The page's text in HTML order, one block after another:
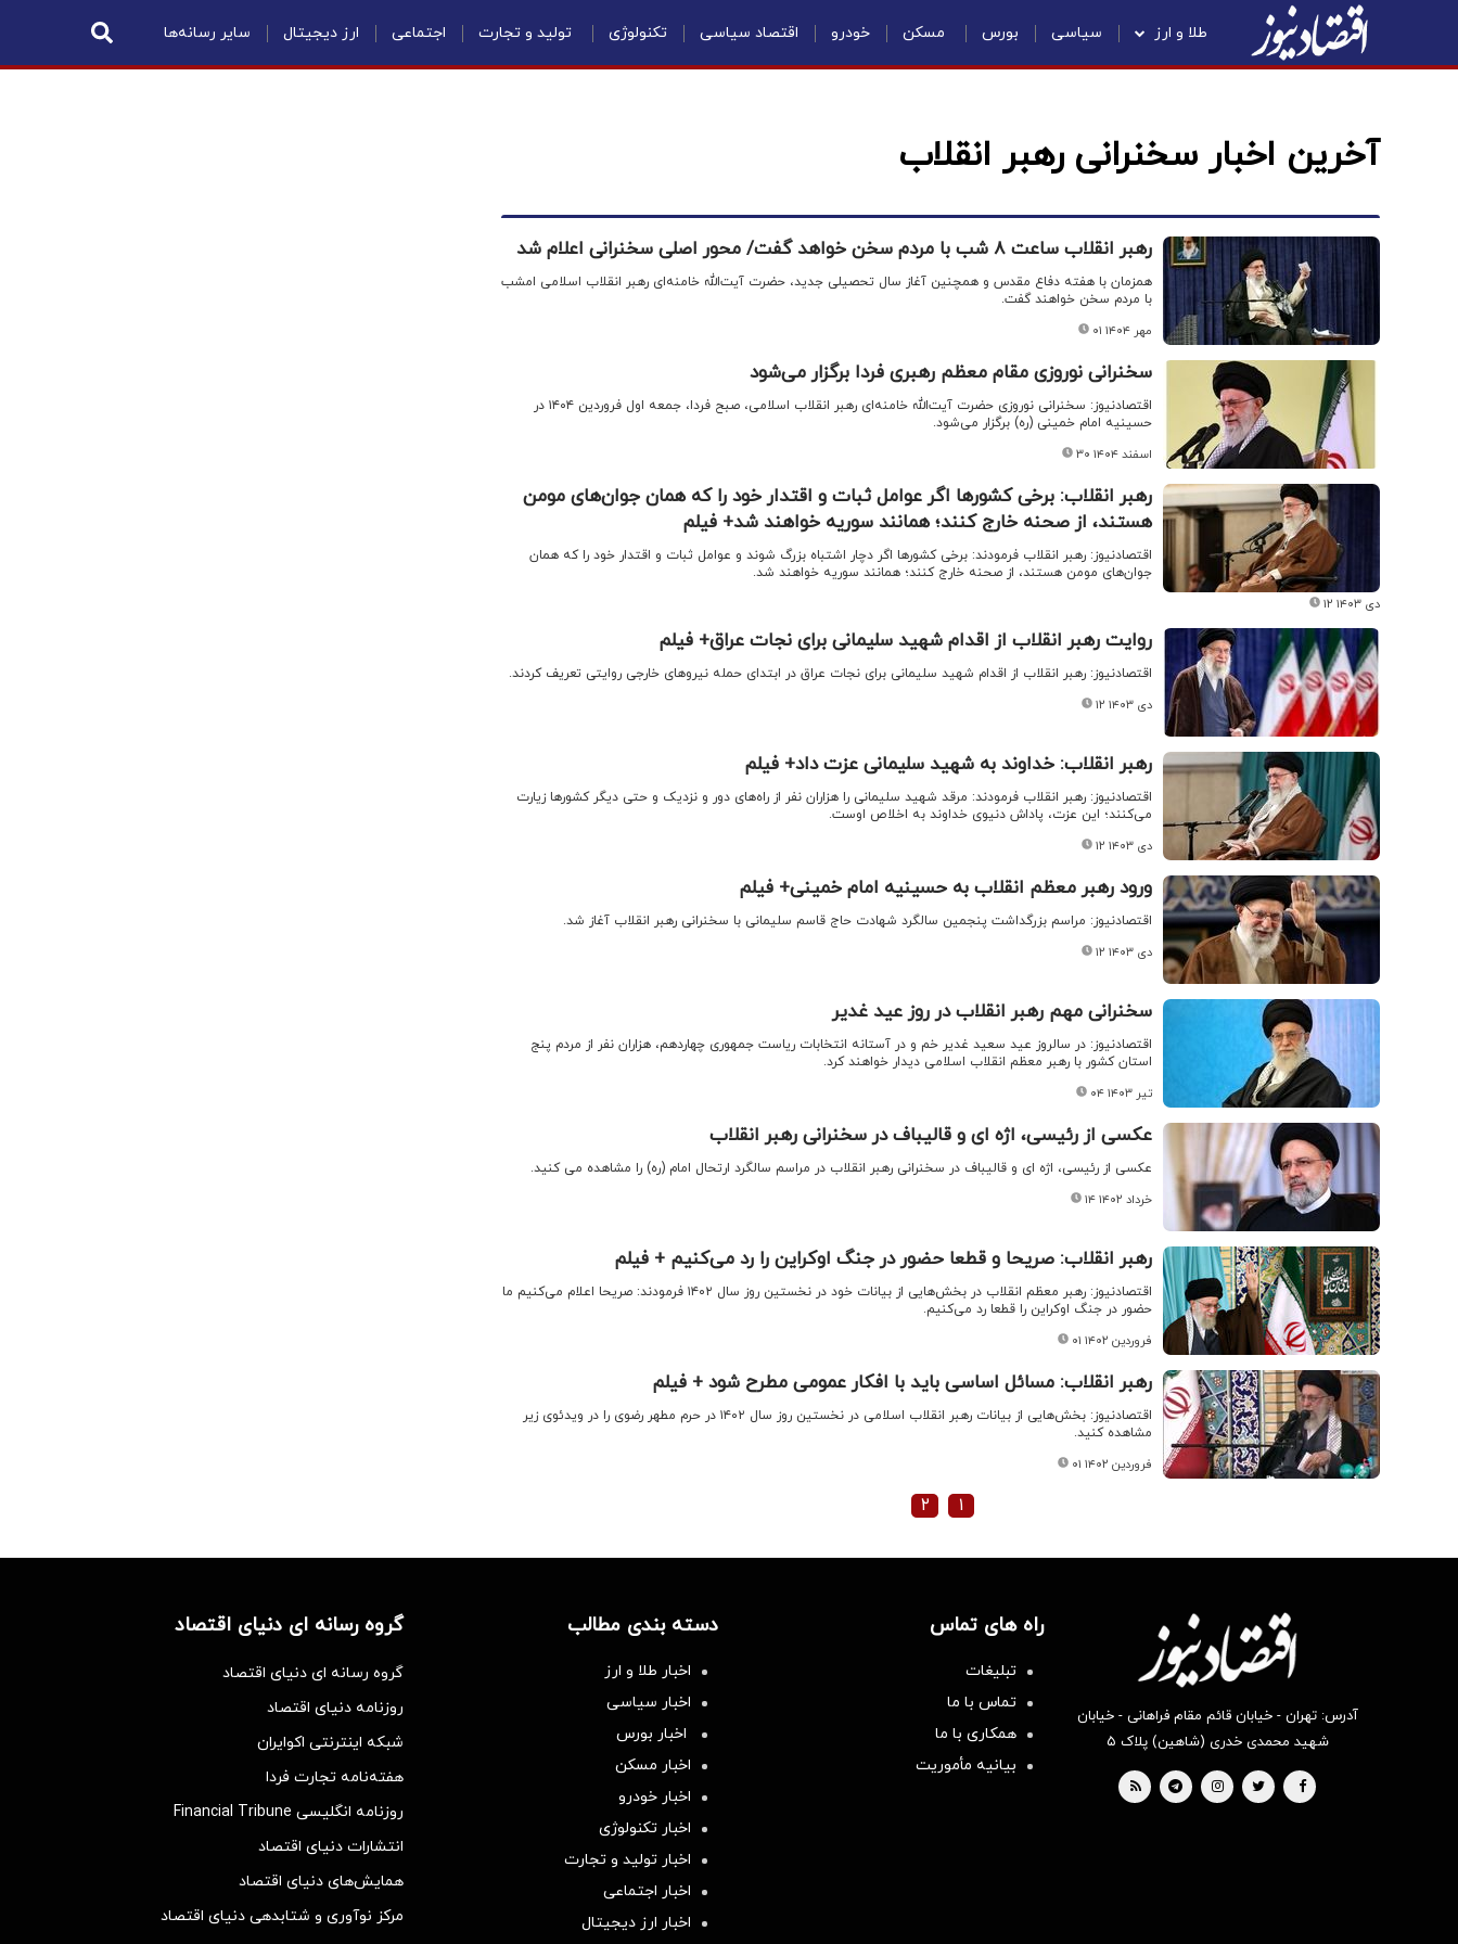
طلا و ارز سیاسی بورس مسکن خودرو اقتصاد سیاسی تکنولوژی تولید و تجارت اجتماعی ارز دیجیتال سایر رسانه‌ها
آخرین اخبار سخنرانی رهبر انقلاب
رهبر انقلاب ساعت ۸ شب با مردم سخن خواهد گفت/ محور اصلی سخنرانی اعلام شد
همزمان با هفته دفاع مقدس و همچنین آغاز سال تحصیلی جدید، حضرت آیت‌الله خامنه‌ای رهبر انقلاب اسلامی امشب
با مردم سخن خواهند گفت.
۰۱ مهر ۱۴۰۴
سخنرانی نوروزی مقام معظم رهبری فردا برگزار می‌شود
اقتصادنیوز: سخنرانی نوروزی حضرت آیت‌الله خامنه‌ای رهبر انقلاب اسلامی، صبح فردا، جمعه اول فروردین ۱۴۰۴ در
حسینیه امام خمینی (ره) برگزار می‌شود.
۳۰ اسفند ۱۴۰۴
رهبر انقلاب: برخی کشورها اگر عوامل ثبات و اقتدار خود را که همان جوان‌های مومن
هستند، از صحنه خارج کنند؛ همانند سوریه خواهند شد+ فیلم
اقتصادنیوز: رهبر انقلاب فرمودند: برخی کشورها اگر دچار اشتباه بزرگ شوند و عوامل ثبات و اقتدار خود را که همان
جوان‌های مومن هستند، از صحنه خارج کنند؛ همانند سوریه خواهند شد.
۱۲ دی ۱۴۰۳
روایت رهبر انقلاب از اقدام شهید سلیمانی برای نجات عراق+ فیلم
اقتصادنیوز: رهبر انقلاب از اقدام شهید سلیمانی برای نجات عراق در ابتدای حمله نیروهای خارجی روایتی تعریف کردند.
۱۲ دی ۱۴۰۳
رهبر انقلاب: خداوند به شهید سلیمانی عزت داد+ فیلم
اقتصادنیوز: رهبر انقلاب فرمودند: مرقد شهید سلیمانی را هزاران نفر از راه‌های دور و نزدیک و حتی دیگر کشورها زیارت
می‌کنند؛ این عزت، پاداش دنیوی خداوند به اخلاص اوست.
۱۲ دی ۱۴۰۳
ورود رهبر معظم انقلاب به حسینیه امام خمینی+ فیلم
اقتصادنیوز: مراسم بزرگداشت پنجمین سالگرد شهادت حاج قاسم سلیمانی با سخنرانی رهبر انقلاب آغاز شد.
۱۲ دی ۱۴۰۳
سخنرانی مهم رهبر انقلاب در روز عید غدیر
اقتصادنیوز: در سالروز عید سعید غدیر خم و در آستانه‌ انتخابات ریاست جمهوری چهاردهم، هزاران نفر از مردم پنج
استان کشور با رهبر معظم انقلاب اسلامی دیدار خواهند کرد.
۰۴ تیر ۱۴۰۳
عکسی از رئیسی، اژه ای و قالیباف در سخنرانی رهبر انقلاب
عکسی از رئیسی، اژه ای و قالیباف در سخنرانی رهبر انقلاب در مراسم سالگرد ارتحال امام (ره) را مشاهده می کنید.
۱۴ خرداد ۱۴۰۲
رهبر انقلاب: صریحا و قطعا حضور در جنگ اوکراین را رد می‌کنیم + فیلم
اقتصادنیوز: رهبر معظم انقلاب در بخش‌هایی از بیانات خود در نخستین روز سال ۱۴۰۲ فرمودند: صریحا اعلام می‌کنیم ما
حضور در جنگ اوکراین را قطعا رد می‌کنیم.
۰۱ فروردین ۱۴۰۲
رهبر انقلاب: مسائل اساسی باید با افکار عمومی مطرح شود + فیلم
اقتصادنیوز: بخش‌هایی از بیانات رهبر انقلاب اسلامی در نخستین روز سال ۱۴۰۲ در حرم مطهر رضوی را در ویدئوی زیر
مشاهده کنید.
۰۱ فروردین ۱۴۰۲
۱ ۲
آدرس: تهران - خیابان قائم مقام فراهانی - خیابان
شهید محمدی خدری (شاهین) پلاک ۵
راه های تماس
تبلیغات
تماس با ما
همکاری با ما
بیانیه مأموریت
دسته بندی مطالب
اخبار طلا و ارز
اخبار سیاسی
اخبار بورس
اخبار مسکن
اخبار خودرو
اخبار تکنولوژی
اخبار تولید و تجارت
اخبار اجتماعی
اخبار ارز دیجیتال
گروه رسانه ای دنیای اقتصاد
گروه رسانه ای دنیای اقتصاد
روزنامه دنیای اقتصاد
شبکه اینترنتی اکوایران
هفته‌نامه تجارت فردا
روزنامه انگلیسی Financial Tribune
انتشارات دنیای اقتصاد
همایش‌های دنیای اقتصاد
مرکز نوآوری و شتابدهی دنیای اقتصاد